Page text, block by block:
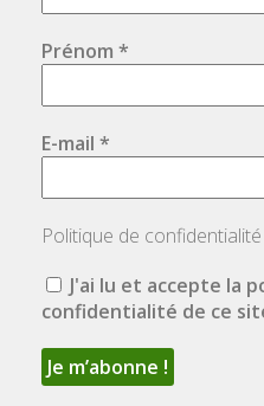
Prénom *
E-mail *
Politique de confidentialité
J'ai lu et accepte la
confidentialité de ce